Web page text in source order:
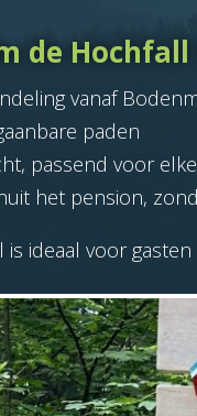
de
vanaf
paden
passend voor
het pension,
is ideaal voor